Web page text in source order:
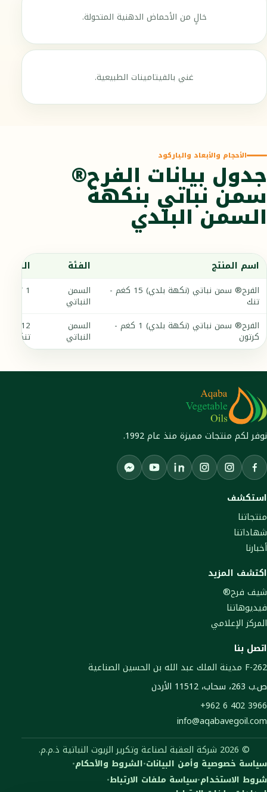
خالٍ من الأحماض الدهنية المتحولة.
غني بالفيتامينات الطبيعية.
الأحجام والأبعاد والباركود
جدول بيانات الفرح®
سمن نباتي بنكهة
السمن البلدي
اسم المنتج الفئة التعبئة
الفرح® سمن نباتي (نكهة بلدي) 15 كغم -
تنك
السمن
النباتي
1 تنك
الفرح® سمن نباتي (نكهة بلدي) 1 كغم -
كرتون
السمن
النباتي
12
تنكات
نوفر لكم منتجات مميزة منذ عام 1992.
Facebook
Aqaba Vegetable Oils Instagram
Chef Farah Instagram
LinkedIn
YouTube
Facebook Messenger
استكشف
منتجاتنا
شهاداتنا
أخبارنا
اكتشف المزيد
شيف فرح®
فيديوهاتنا
المركز الإعلامي
اتصل بنا
262-F مدينة الملك عبد الله بن الحسين الصناعية
ص.ب 263، سحاب، 11512 الأردن
+962 6 402 3966
info@aqabavegoil.com
© 2026 شركة العقبة لصناعة وتكرير الزيوت النباتية ذ.م.م.
سياسة خصوصية وأمن البيانات•الشروط والأحكام•
شروط الاستخدام•سياسة ملفات الارتباط•